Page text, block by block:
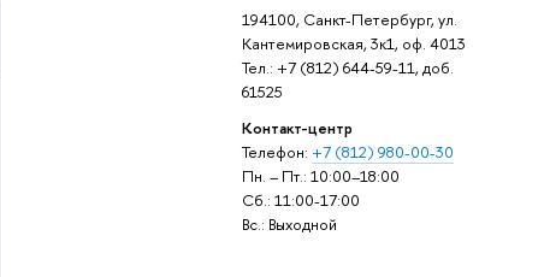
194100, Санкт-Петербург, ул.
Кантемировская, 3к1, оф. 4013
Тел.: +7 (812) 644-59-11, доб.
61525
Контакт-центр
Телефон: +7 (812) 980-00-30
Пн. – Пт.: 10:00–18:00
Сб.: 11:00-17:00
Вс.: Выходной